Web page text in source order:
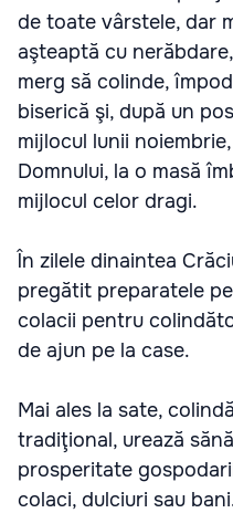
de toate vârstele, dar
aşteaptă cu
merg să colinde,
biserică şi, după un
mijlocul lunii
Domnului, la o masă
mijlocul celor dragi.
În zilele dinaintea
pregătit preparatele
colacii pentru
de ajun pe la case.
Mai ales la sate,
tradiţional, urează
prosperitate
colaci, dulciuri sau